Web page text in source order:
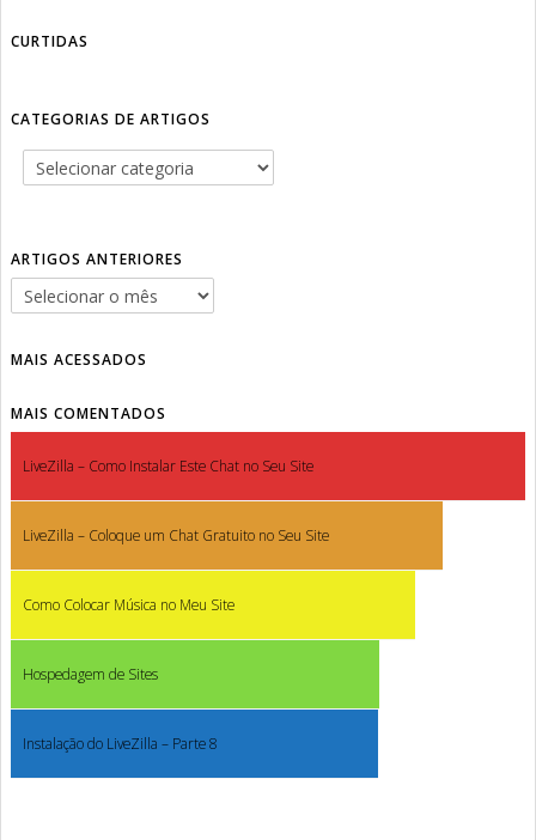
CURTIDAS
CATEGORIAS DE ARTIGOS
ARTIGOS ANTERIORES
MAIS ACESSADOS
MAIS COMENTADOS
LiveZilla – Como Instalar Este Chat no Seu Site
LiveZilla – Coloque um Chat Gratuito no Seu Site
Como Colocar Música no Meu Site
Hospedagem de Sites
Instalação do LiveZilla – Parte 8